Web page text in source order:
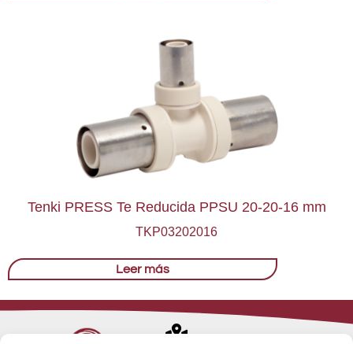
Tenki PRESS Te Reducida PPSU 20-20-16 mm
TKP03202016
Leer más